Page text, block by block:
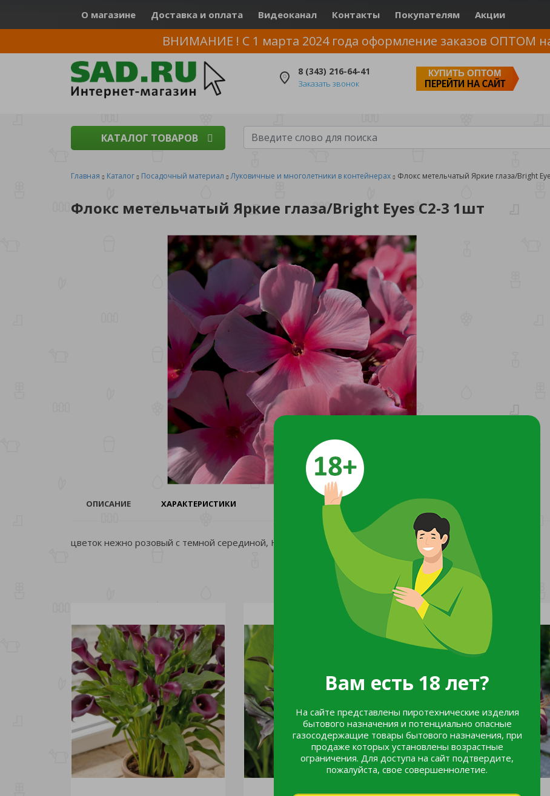
Вам есть 18 лет?
На сайте представлены пиротехнические изделия
бытового назначения и потенциально опасные
газосодержащие товары бытового назначения, при
продаже которых установлены возрастные
ограничения. Для доступа на сайт подтвердите,
пожалуйста, свое совершеннолетие.
О магазине Доставка и оплата Видеоканал Контакты Покупателям Акции
ВНИМАНИЕ ! С 1 марта 2024 года оформление заказов ОПТОМ
8 (343) 216-64-41
Заказать звонок
КУПИТЬ ОПТОМ
ПЕРЕЙТИ НА САЙТ
КАТАЛОГ ТОВАРОВ
Главная Каталог Посадочный материал Луковичные и многолетники в контейнерах Флокс метельчатый Яркие глаза/Bright
Флокс метельчатый Яркие глаза/Bright Eyes С2-3 1шт
ОПИСАНИЕ ХАРАКТЕРИСТИКИ
цветок нежно розовый с темной серединой, Н 70-90см, цветение июль-сентябрь.